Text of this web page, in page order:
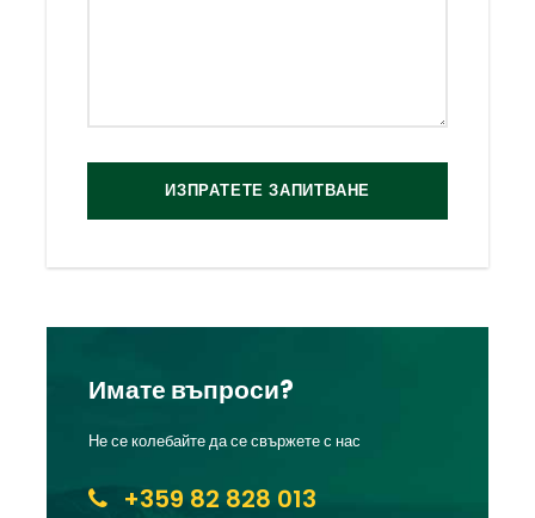
Имате въпроси?
Не се колебайте да се свържете с нас
+359 82 828 013